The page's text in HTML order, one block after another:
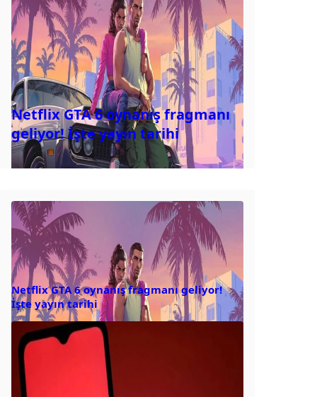
Netflix GTA 6 oynanış fragmanı
geliyor! İşte yayın tarihi
Netflix GTA 6 oynanış fragmanı geliyor!
İşte yayın tarihi